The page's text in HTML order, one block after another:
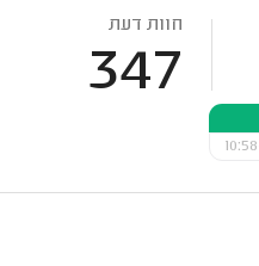
חוות דעת
347